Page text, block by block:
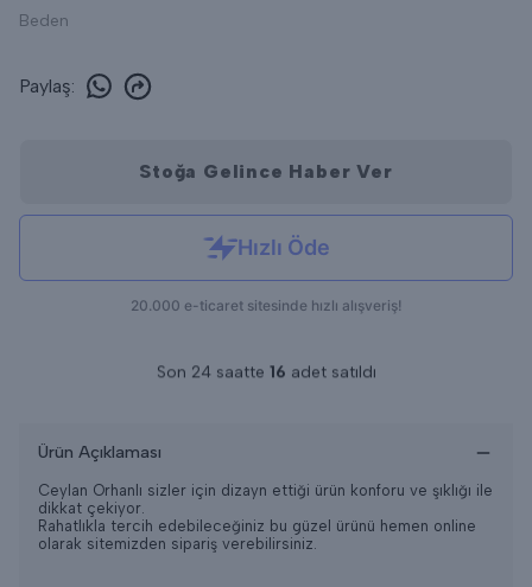
Beden
Paylaş:
Stoğa Gelince Haber Ver
Popüler Ürün!Son 24 saatte1.313kişi inceledi
Ürün Açıklaması
Ceylan Orhanlı sizler için dizayn ettiği ürün konforu ve şıklığı ile
dikkat çekiyor.
Rahatlıkla tercih edebileceğiniz bu güzel ürünü hemen online
olarak sitemizden sipariş verebilirsiniz.